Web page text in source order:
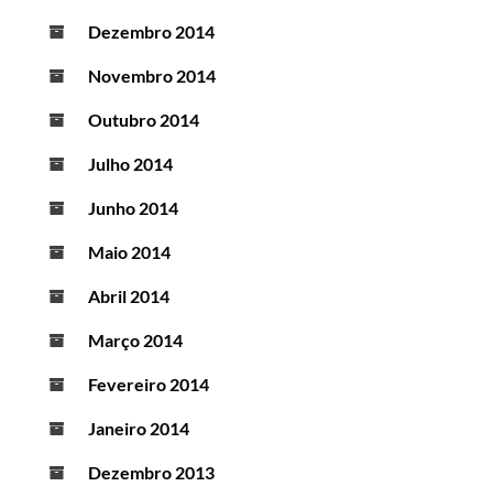
Dezembro 2014
Novembro 2014
Outubro 2014
Julho 2014
Junho 2014
Maio 2014
Abril 2014
Março 2014
Fevereiro 2014
Janeiro 2014
Dezembro 2013